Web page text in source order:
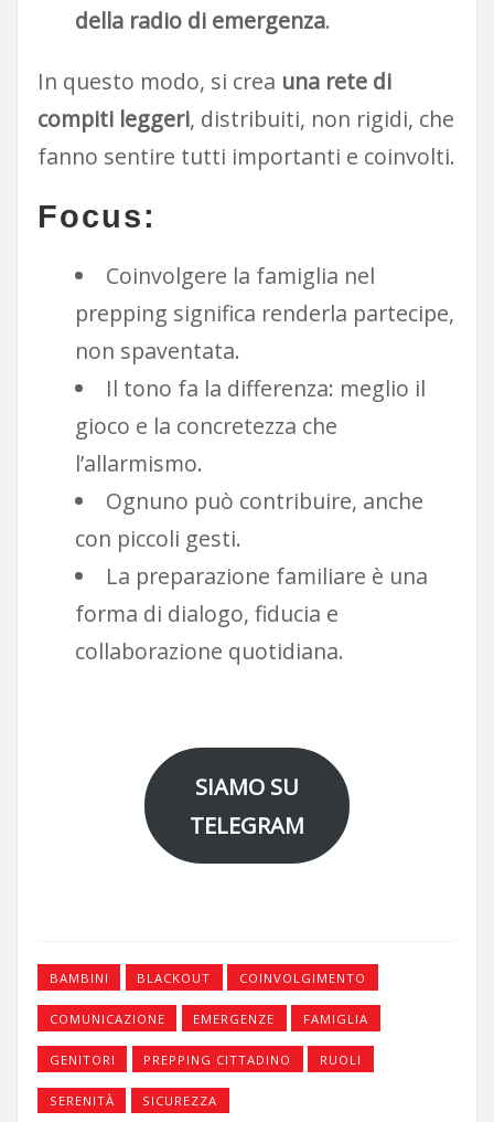
della radio di emergenza.
In questo modo, si crea una rete di
compiti leggeri, distribuiti, non rigidi, che
fanno sentire tutti importanti e coinvolti.
Focus:
Coinvolgere la famiglia nel
prepping significa renderla partecipe,
non spaventata.
Il tono fa la differenza: meglio il
gioco e la concretezza che
l’allarmismo.
Ognuno può contribuire, anche
con piccoli gesti.
La preparazione familiare è una
forma di dialogo, fiducia e
collaborazione quotidiana.
SIAMO SU
TELEGRAM
BAMBINI BLACKOUT COINVOLGIMENTO
COMUNICAZIONE EMERGENZE FAMIGLIA
GENITORI PREPPING CITTADINO RUOLI
SERENITÀ SICUREZZA